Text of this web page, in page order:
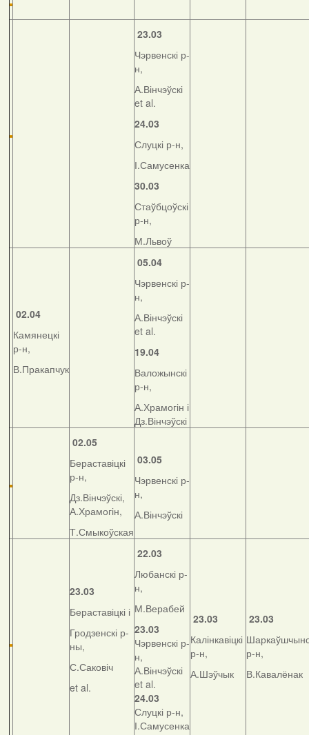
23.03
Чэрвенскі р-
н,
А.Вінчэўскі
et al.
24.03
Слуцкі р-н,
І.Самусенка
30.03
Стаўбцоўскі
р-н,
М.Львоў
02.04
Камянецкі
р-н,
В.Пракапчук
05.04
Чэрвенскі р-
н,
А.Вінчэўскі
et al.
19.04
Валожынскі
р-н,
А.Храмогін і
Дз.Вінчэўскі
02.05
Бераставіцкі
р-н,
Дз.Вінчэўскі,
А.Храмогін,
Т.Смыкоўская
03.05
Чэрвенскі р-
н,
А.Вінчэўскі
23.03
Бераставіцкі і
Гродзенскі р-
ны,
С.Саковіч
et al.
22.03
Любанскі р-
н,
М.Верабей
23.03
Чэрвенскі р-
н,
А.Вінчэўскі
et al.
24.03
Слуцкі р-н,
І.Самусенка
23.03
Калінкавіцкі
р-н,
А.Шэўчык
23.03
р-н,
В.Кавалёнак